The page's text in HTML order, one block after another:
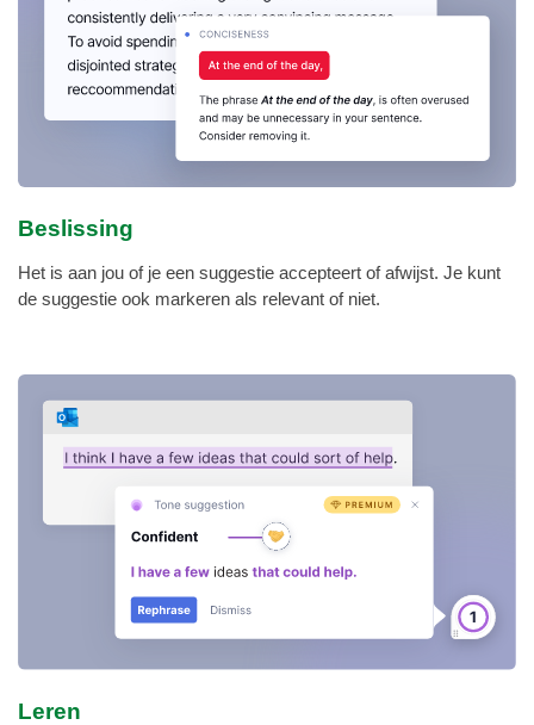
Beslissing
Het is aan jou of je een suggestie accepteert of afwijst. Je kunt
de suggestie ook markeren als relevant of niet.
Leren